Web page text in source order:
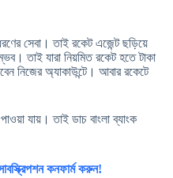
সেবা। তাই রকেট এজেন্ট ছড়িয়ে
তাই যারা নিয়মিত রকেট হতে টাকা
নিজের অ্যাকাউন্টে। আবার রকেটে
যায়। তাই ডাচ বাংলা ব্যাংক
কনফার্ম করুন!